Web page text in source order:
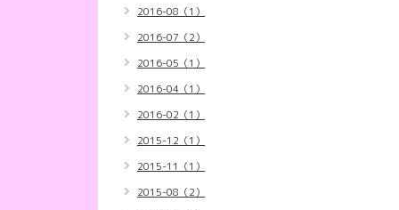
2016-08（1）
2016-07（2）
2016-05（1）
2016-04（1）
2016-02（1）
2015-12（1）
2015-11（1）
2015-08（2）